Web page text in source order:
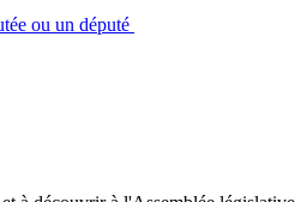
ou un député